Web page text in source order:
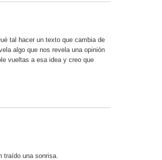
tal hacer un texto que cambia de
algo que nos revela una opinión
vueltas a esa idea y creo que
traído una sonrisa.